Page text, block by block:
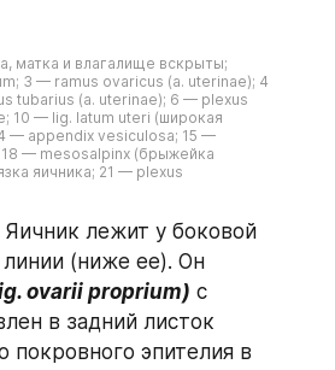
матка и влагалище вскрыты;
3 — ramus ovaricus (a. uterinae); 4
tubarius (a. uterinae); 6 — plexus
10 — lig. latum uteri (широкая
— appendix vesiculosa; 15 —
— mesosalpinx (брыжейка
яичника; 21 — plexus
лежит у боковой
(ниже ее). Он
ovarii proprium) с
в задний листок
покровного эпителия в